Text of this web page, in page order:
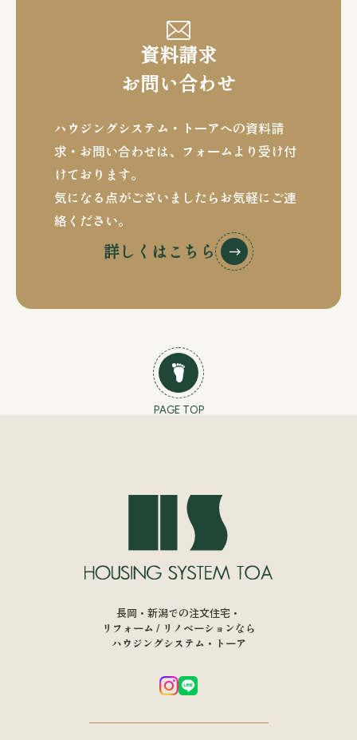
資料請求
お問い合わせ
ハウジングシステム・トーアへの資料請
求・お問い合わせは、 フォームより受け付
けております。
気になる点がございましたらお気軽にご連
絡ください。
詳しくはこちら
PAGE TOP
長岡・新潟での注文住宅・
リフォーム / リノベーションなら
ハウジングシステム・トーア